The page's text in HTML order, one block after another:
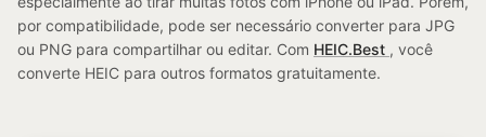
por compatibilidade, pode ser necessário converter para JPG
ou PNG para compartilhar ou editar. Com HEIC.Best , você
converte HEIC para outros formatos gratuitamente.